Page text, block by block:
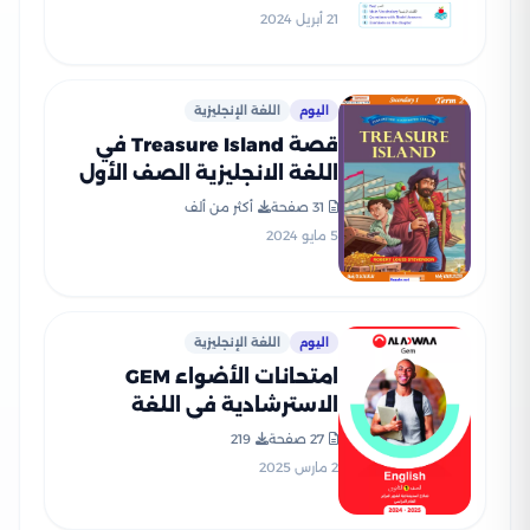
للصف الأول الثانوي
21 أبريل 2024
اليوم اللغة الإنجليزية
قصة Treasure Island في
اللغة الانجليزية الصف الأول
الثانوي الترم الثاني (نص
مترجم وأسئلة)
31 صفحة
أكثر من ألف
5 مايو 2024
اليوم اللغة الإنجليزية
امتحانات الأضواء GEM
الاسترشادية في اللغة
الانجليزية لأولى ثانوي مقرر
شهر فبراير 2025 بصيغة PDF
27 صفحة
219
2 مارس 2025